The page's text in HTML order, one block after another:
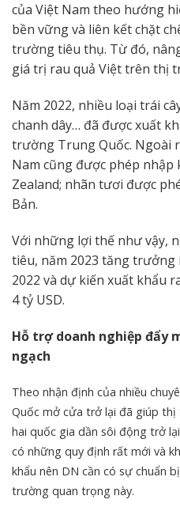
của Việt Nam theo hướng
bền vững và liên kết chặt
trường tiêu thụ. Từ đó,
giá trị rau quả Việt trên thị
Năm 2022, nhiều loại trái
chanh dây… đã được xuất
trường Trung Quốc. Ngoài
Nam cũng được phép
Zealand; nhãn tươi được
Bản.
Với những lợi thế như vậy,
tiêu, năm 2023 tăng trưởng
2022 và dự kiến xuất khẩu
4 tỷ USD.
Hỗ trợ doanh nghiệp đẩy
ngạch
Theo nhận định của nhiều
Quốc mở cửa trở lại đã giúp
hai quốc gia dần sôi động trở
có những quy định rất mới và
khẩu nên DN cần có sự chuẩn
trường quan trọng này.